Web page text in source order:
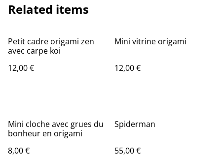
Related items
Petit cadre origami zen
avec carpe koi
12,00 €
Mini vitrine origami
12,00 €
Mini cloche avec grues du
bonheur en origami
8,00 €
Spiderman
55,00 €